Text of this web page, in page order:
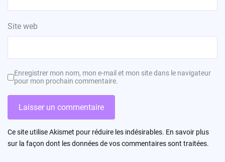
Site web
Enregistrer mon nom, mon e-mail et mon site dans le navigateur
pour mon prochain commentaire.
Ce site utilise Akismet pour réduire les indésirables. En savoir plus
sur la façon dont les données de vos commentaires sont traitées.